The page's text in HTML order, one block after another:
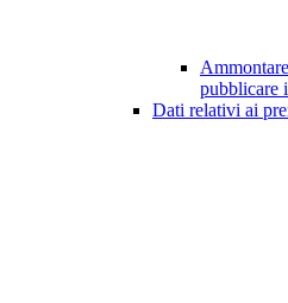
pubblicare
Dati relativi ai